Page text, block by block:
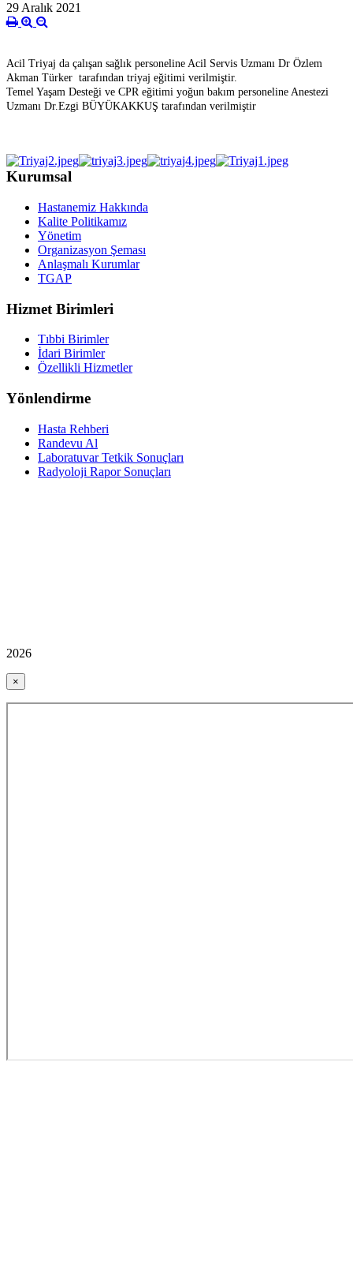
29 Aralık 2021
Acil Triyaj da çalışan sağlık personeline Acil Servis Uzmanı Dr Özlem
Akman Türker tarafından triyaj eğitimi verilmiştir.
Temel Yaşam Desteği ve CPR eğitimi yoğun bakım personeline Anestezi
Uzmanı Dr.Ezgi BÜYÜKAKKUŞ tarafından verilmiştir
Kurumsal
Hastanemiz Hakkında
Kalite Politikamız
Yönetim
Organizasyon Şeması
Anlaşmalı Kurumlar
TGAP
Hizmet Birimleri
Tıbbi Birimler
İdari Birimler
Özellikli Hizmetler
Yönlendirme
Hasta Rehberi
Randevu Al
Laboratuvar Tetkik Sonuçları
Radyoloji Rapor Sonuçları
2026
×